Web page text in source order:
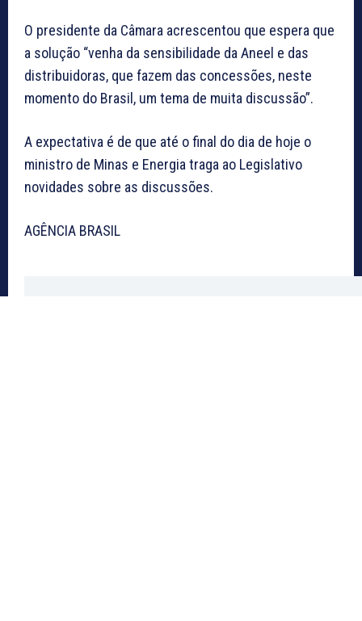
O presidente da Câmara acrescentou que espera que
a solução “venha da sensibilidade da Aneel e das
distribuidoras, que fazem das concessões, neste
momento do Brasil, um tema de muita discussão”.
A expectativa é de que até o final do dia de hoje o
ministro de Minas e Energia traga ao Legislativo
novidades sobre as discussões.
AGÊNCIA BRASIL